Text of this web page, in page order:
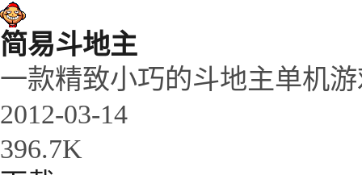
简易斗地主
一款精致小巧的斗地主单机
2012-03-14
396.7K